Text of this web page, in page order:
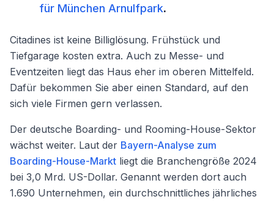
für München Arnulfpark.
Citadines ist keine Billiglösung. Frühstück und
Tiefgarage kosten extra. Auch zu Messe- und
Eventzeiten liegt das Haus eher im oberen Mittelfeld.
Dafür bekommen Sie aber einen Standard, auf den
sich viele Firmen gern verlassen.
Der deutsche Boarding- und Rooming-House-Sektor
wächst weiter. Laut der Bayern-Analyse zum
Boarding-House-Markt liegt die Branchengröße 2024
bei 3,0 Mrd. US-Dollar. Genannt werden dort auch
1.690 Unternehmen, ein durchschnittliches jährliches